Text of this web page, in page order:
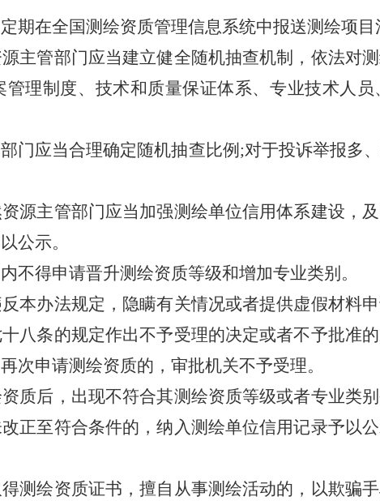
在全国测绘资质管理信息系统中报送测绘项目
管部门应当建立健全随机抽查机制，依法对
理制度、技术和质量保证体系、专业技术人
应当合理确定随机抽查比例 ;对于投诉举报多
主管部门应当加强测绘单位信用体系建设，
公示。
得申请晋升测绘资质等级和增加专业类别。
办法规定，隐瞒有关情况或者提供虚假材料
八条的规定作出不予受理的决定或者不予批准
次申请测绘资质的，审批机关不予受理。
后，出现不符合其测绘资质等级或者专业类
正至符合条件的，纳入测绘单位信用记录予以
绘资质证书，擅自从事测绘活动的，以欺骗